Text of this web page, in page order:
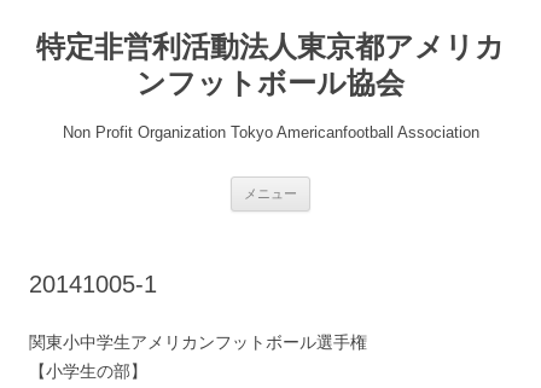
テ
ン
特定非営利活動法人東京都アメリカ
ンフットボール協会
Non Profit Organization Tokyo Americanfootball Association
メニュー
20141005-1
関東小中学生アメリカンフットボール選手権
【小学生の部】